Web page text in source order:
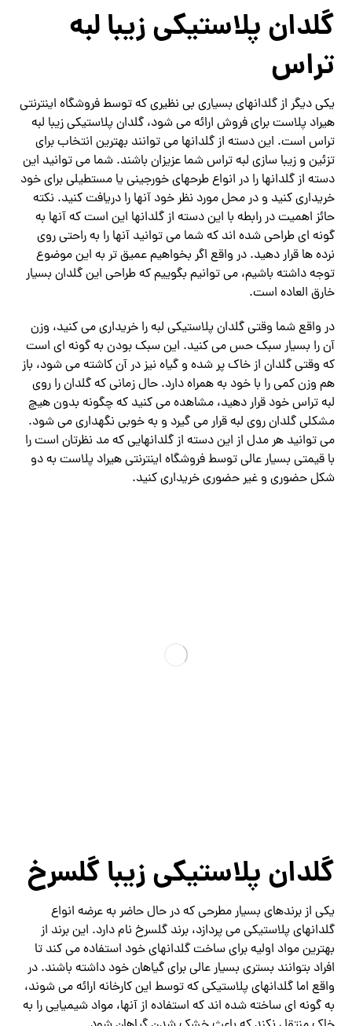
گلدان پلاستیکی زیبا لبه
تراس
یکی دیگر از گلدانهای بسیاری بی نظیری که توسط فروشگاه اینترنتی
هیراد پلاست برای فروش ارائه می شود، گلدان پلاستیکی زیبا لبه
تراس است. این دسته از گلدانها می توانند بهترین انتخاب برای
تزئین و زیبا سازی لبه تراس شما عزیزان باشند. شما می توانید این
دسته از گلدانها را در انواع طرحهای خورجینی یا مستطیلی برای خود
خریداری کنید و در محل مورد نظر خود آنها را دریافت کنید. نکته
حائز اهمیت در رابطه با این دسته از گلدانها این است که آنها به
گونه ای طراحی شده اند که شما می توانید آنها را به راحتی روی
نرده ها قرار دهید. در واقع اگر بخواهیم عمیق تر به این موضوع
توجه داشته باشیم، می توانیم بگوییم که طراحی این گلدان بسیار
خارق العاده است.
در واقع شما وقتی گلدان پلاستیکی لبه را خریداری می کنید، وزن
آن را بسیار سبک حس می کنید. این سبک بودن به گونه ای است
که وقتی گلدان از خاک پر شده و گیاه نیز در آن کاشته می شود، باز
هم وزن کمی را با خود به همراه دارد. حال زمانی که گلدان را روی
لبه تراس خود قرار دهید، مشاهده می کنید که چگونه بدون هیچ
مشکلی گلدان روی لبه قرار می گیرد و به خوبی نگهداری می شود.
می توانید هر مدل از این دسته از گلدانهایی که مد نظرتان است را
با قیمتی بسیار عالی توسط فروشگاه اینترنتی هیراد پلاست به دو
شکل حضوری و غیر حضوری خریداری کنید.
گلدان پلاستیکی زیبا گلسرخ
یکی از برندهای بسیار مطرحی که در حال حاضر به عرضه انواع
گلدانهای پلاستیکی می پردازد، برند گلسرخ نام دارد. این برند از
بهترین مواد اولیه برای ساخت گلدانهای خود استفاده می کند تا
افراد بتوانند بستری بسیار عالی برای گیاهان خود داشته باشند. در
واقع اما گلدانهای پلاستیکی که توسط این کارخانه ارائه می شوند،
به گونه ای ساخته شده اند که استفاده از آنها، مواد شیمیایی را به